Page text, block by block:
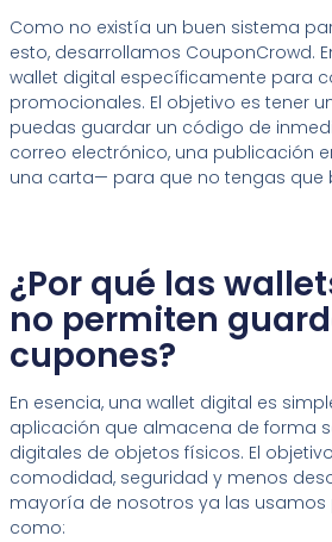
Como no existía un buen sistema
esto, desarrollamos CouponCrowd.
wallet digital específicamente para
promocionales. El objetivo es tener
puedas guardar un código de
correo electrónico, una publicación
una carta— para que no tengas que
¿Por qué las
no permiten
cupones?
En esencia, una wallet digital es
aplicación que almacena de forma
digitales de objetos físicos. El
comodidad, seguridad y menos
mayoría de nosotros ya las
como: